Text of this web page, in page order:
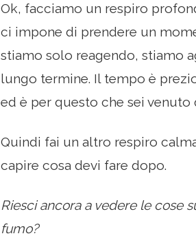
Ok, facciamo un respiro
ci impone di prendere un
stiamo solo reagendo, stiamo
lungo termine. Il tempo è
ed è per questo che sei venuto
Quindi fai un altro respiro
capire cosa devi fare dopo.
Riesci ancora a vedere le cose
fumo?